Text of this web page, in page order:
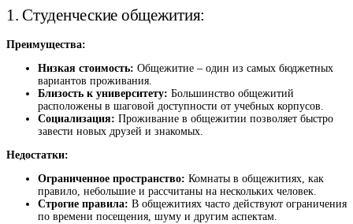
1. Студенческие общежития:
Преимущества:
Низкая стоимость: Общежитие – один из самых бюджетных
вариантов проживания.
Близость к университету: Большинство общежитий
расположены в шаговой доступности от учебных корпусов.
Социализация: Проживание в общежитии позволяет быстро
завести новых друзей и знакомых.
Недостатки:
Ограниченное пространство: Комнаты в общежитиях, как
правило, небольшие и рассчитаны на нескольких человек.
Строгие правила: В общежитиях часто действуют ограничения
по времени посещения, шуму и другим аспектам.